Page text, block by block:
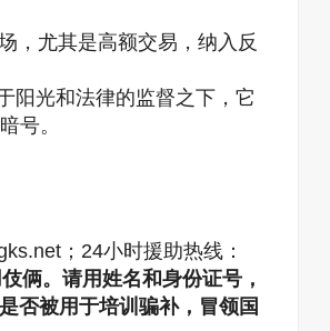
，尤其是高额交易，纳入反
阳光和法律的监督之下，它
号。
；24小时援助热线：
俩。请用姓名和身份证号，
否被用于培训骗补，冒领国